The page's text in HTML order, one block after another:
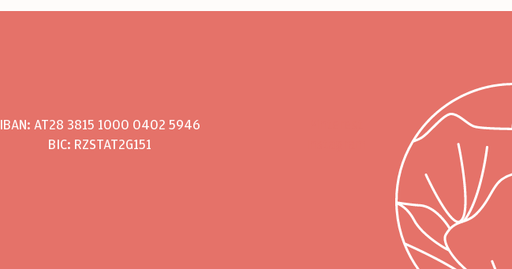
IBAN: AT28 3815 1000 0402 5946
BIC: RZSTAT2G151